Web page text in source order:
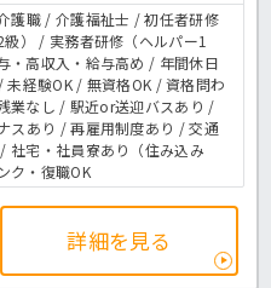
護職 / 介護福祉士 / 初任者研修
級） / 実務者研修（ヘルパー1
・高収入・給与高め / 年間休日
未経験OK / 無資格OK / 資格問わ
業なし / 駅近or送迎バスあり /
スあり / 再雇用制度あり / 交通
社宅・社員寮あり（住み込み
ク・復職OK
詳細を見る